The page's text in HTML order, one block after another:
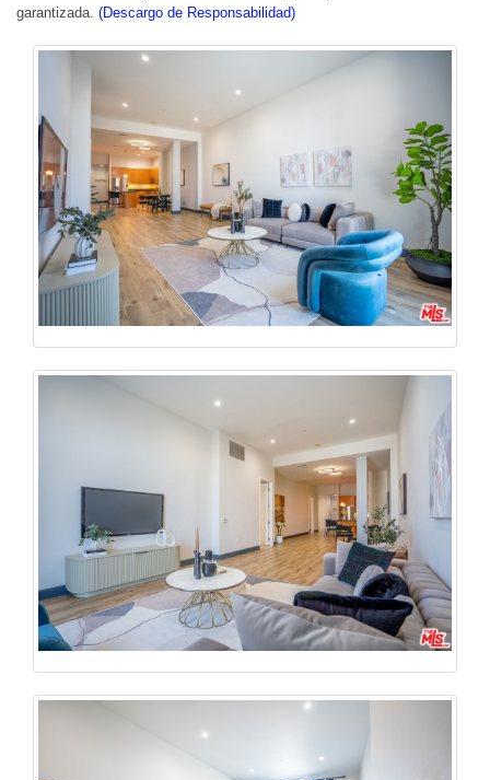
garantizada. (Descargo de Responsabilidad)